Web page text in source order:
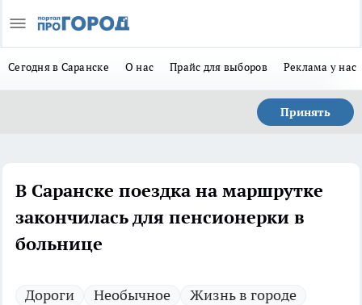
Сегодня в Саранске О нас Прайс для выборов Реклама у нас
Принять
В Саранске поездка на маршрутке
закончилась для пенсионерки в
больнице
Дороги Необычное Жизнь в городе